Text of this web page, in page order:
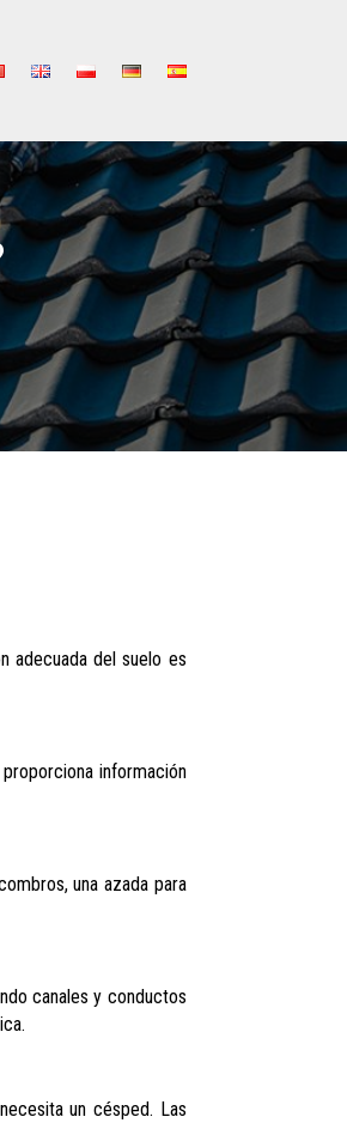
adecuada del suelo es
información
una azada para
canales y conductos
un césped. Las